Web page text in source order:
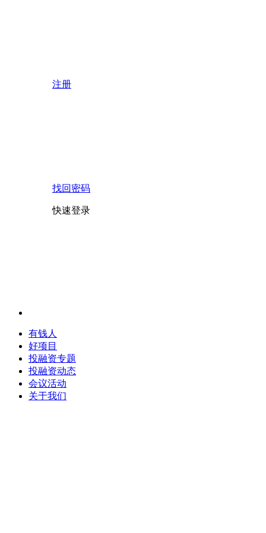
注册
找回密码
快速登录
有钱人
好项目
投融资专题
投融资动态
会议活动
关于我们